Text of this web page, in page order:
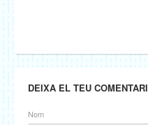
DEIXA EL TEU COMENTARI
Nom